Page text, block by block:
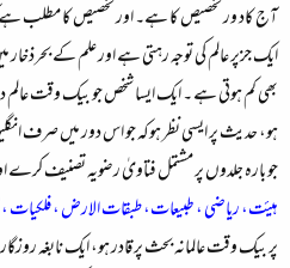
آج کاد ور تخصیص کا ہے۔ اور تخصیص کا مطلب ہے
ایک جزپر عالم کی توجہ رہتی ہے اور علم کے
بھی کم ہوتی ہے ۔ ایک ایسا شخص جو بیک وقت عالم
ہو، حدیث پر ایسی نظر ہوکہ جو اس دور میں صرف
جو بارہ جلدوں پر مشتمل فتاویٰ رضویہ تصنیف کرے
ہیئت، ریاضی ، طبیعات، طبقات الارض ، فلکیات ،
پر بیک وقت عالمانہ بحث پر قادر ہو، ایک نابغہ